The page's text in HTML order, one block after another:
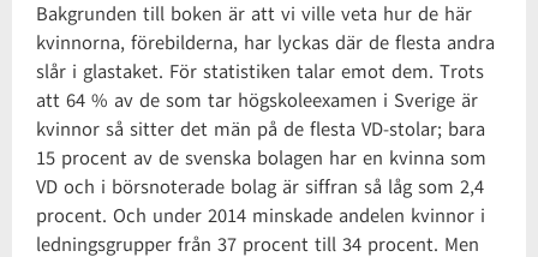
Bakgrunden till boken är att vi ville veta hur de här
kvinnorna, förebilderna, har lyckas där de flesta andra
slår i glastaket. För statistiken talar emot dem. Trots
att 64 % av de som tar högskoleexamen i Sverige är
kvinnor så sitter det män på de flesta VD-stolar; bara
15 procent av de svenska bolagen har en kvinna som
VD och i börsnoterade bolag är siffran så låg som 2,4
procent. Och under 2014 minskade andelen kvinnor i
ledningsgrupper från 37 procent till 34 procent. Men